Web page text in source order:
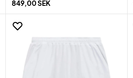
849,00 SEK